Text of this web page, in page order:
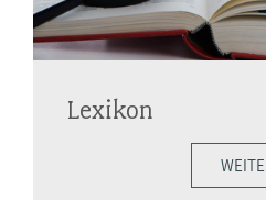
Lexikon